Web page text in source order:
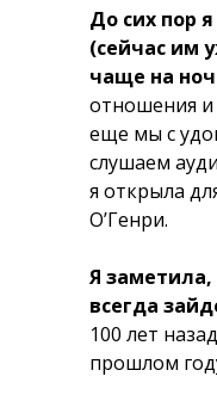
До сих пор
(сейчас им
чаще на
отношения и
еще мы с
слушаем
я открыла
О’Генри.
Я
всегда
100 лет
прошлом